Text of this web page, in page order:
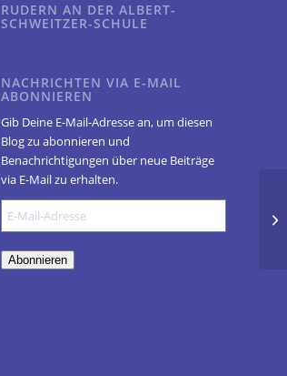
RUDERN AN DER ALBERT-
SCHWEITZER-SCHULE
NACHRICHTEN VIA E-MAIL
ABONNIEREN
Gib Deine E-Mail-Adresse an, um diesen
Blog zu abonnieren und
Benachrichtigungen über neue Beiträge
via E-Mail zu erhalten.
E-
Mail-
Adresse
Abonnieren